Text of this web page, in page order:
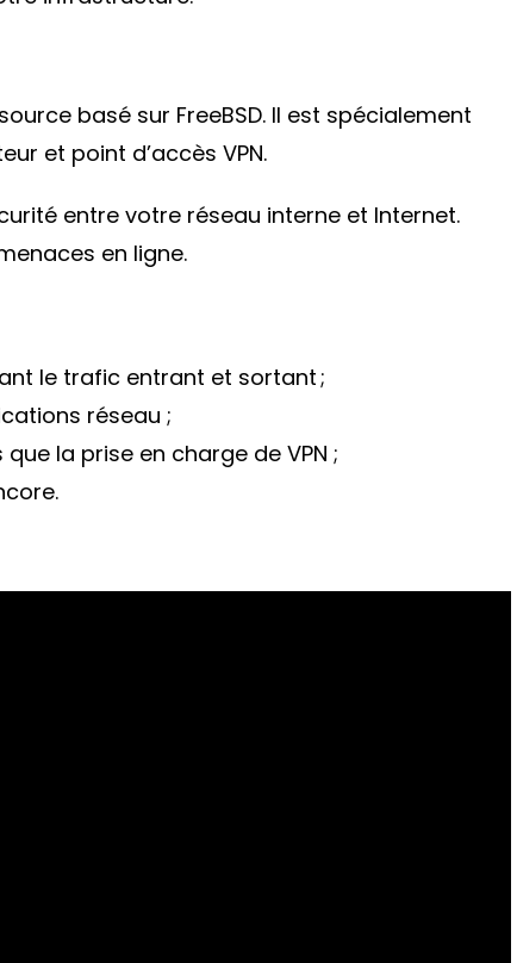
basé sur FreeBSD. Il est spécialement
et point d’accès VPN.
entre votre réseau interne et Internet.
en ligne.
le trafic entrant et sortant ;
réseau ;
la prise en charge de VPN ;